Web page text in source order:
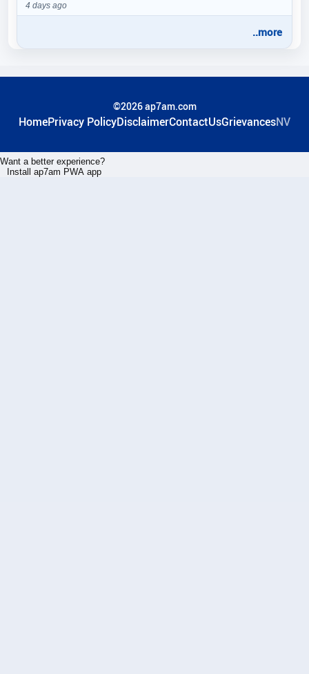
4 days ago
..more
©2026 ap7am.com
HomePrivacy PolicyDisclaimerContactUsGrievancesNV
Want a better experience?
Install ap7am PWA app